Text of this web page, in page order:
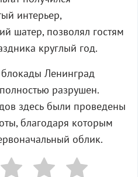
интерьер,
шатер, позволял гостям
круглый год.
Ленинград
разрушен.
здесь были проведены
благодаря которым
облик.